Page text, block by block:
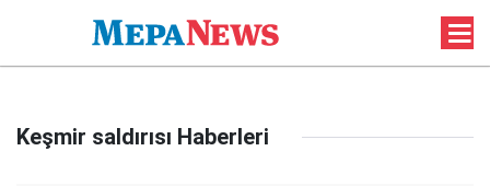
Keşmir saldırısı Haberleri